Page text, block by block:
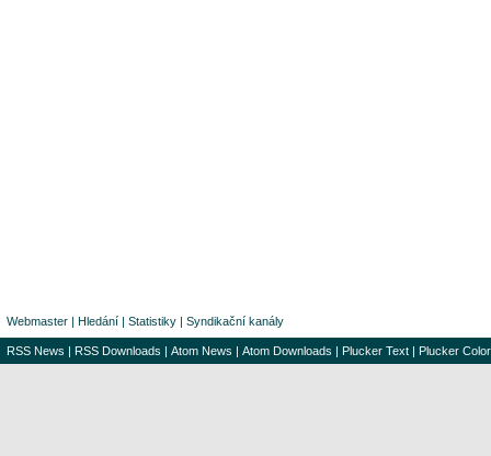
Webmaster | Hledání | Statistiky | Syndikační kanály
RSS News | RSS Downloads | Atom News | Atom Downloads | Plucker Text | Plucker Color